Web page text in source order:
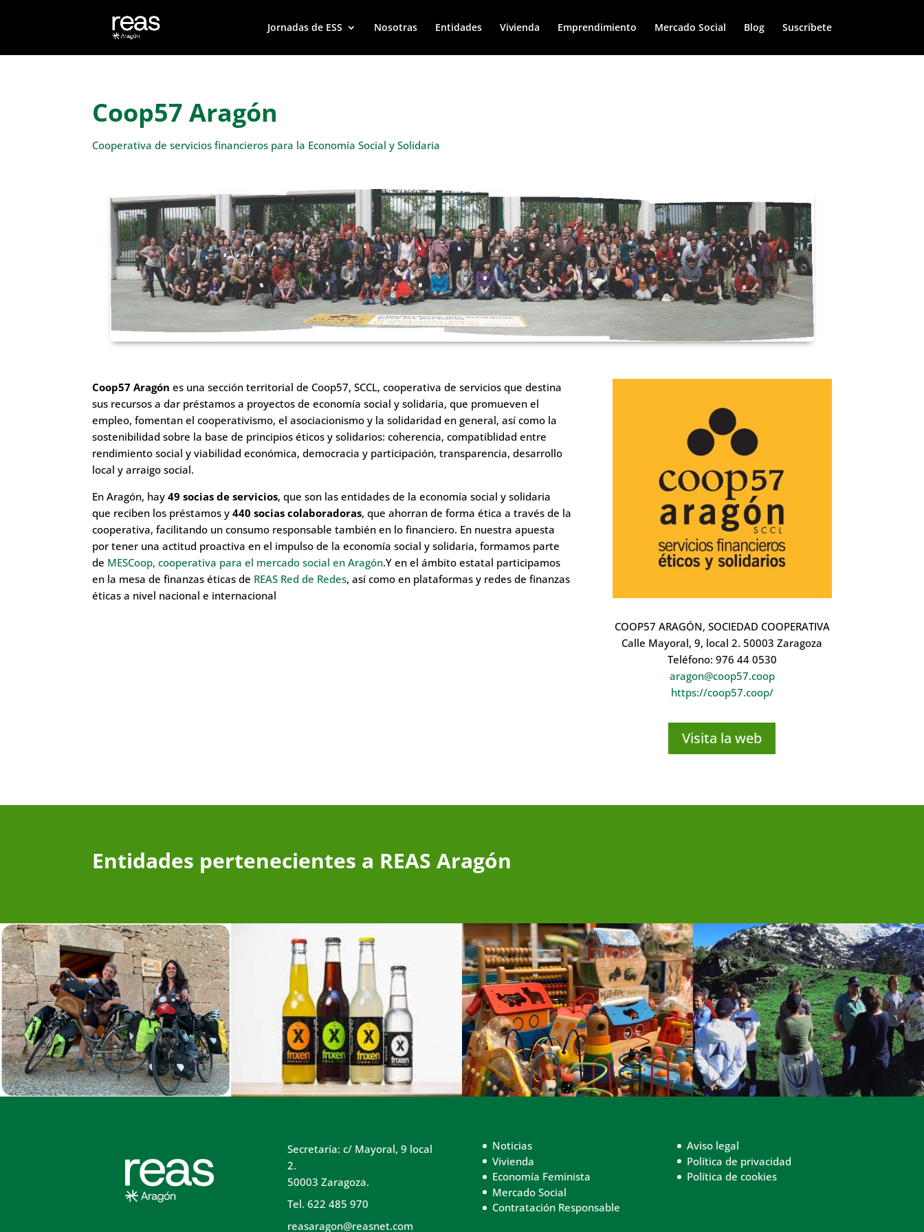
Jornadas de ESS Nosotras Entidades Vivienda Emprendimiento Mercado Social Blog Suscríbete
Coop57 Aragón
Cooperativa de servicios financieros para la Economía Social y Solidaria
Coop57 Aragón es una sección territorial de Coop57, SCCL, cooperativa de servicios que destina
sus recursos a dar préstamos a proyectos de economía social y solidaria, que promueven el
empleo, fomentan el cooperativismo, el asociacionismo y la solidaridad en general, así como la
sostenibilidad sobre la base de principios éticos y solidarios: coherencia, compatiblidad entre
rendimiento social y viabilidad económica, democracia y participación, transparencia, desarrollo
local y arraigo social.
En Aragón, hay49 socias de servicios, que son las entidades de la economía social y solidaria
que reciben los préstamos y440 socias colaboradoras, que ahorran de forma ética a través de la
cooperativa, facilitando un consumo responsable también en lo financiero. En nuestra apuesta
por tener una actitud proactiva en el impulso de la economía social y solidaria, formamos parte
de MESCoop, cooperativa para el mercado social en Aragón.Y en el ámbito estatal participamos
en la mesa de finanzas éticas de REAS Red de Redes, así como en plataformas y redes de finanzas
éticas a nivel nacional e internacional
COOP57 ARAGÓN, SOCIEDAD COOPERATIVA
Calle Mayoral, 9, local 2. 50003 Zaragoza
Teléfono: 976 44 0530
aragon@coop57.coop
https://coop57.coop/
Visita la web
Entidades pertenecientes a REAS Aragón
Secretaría: c/ Mayoral, 9 local
2.
50003 Zaragoza.
Tel. 622 485 970
reasaragon@reasnet.com
Noticias
Vivienda
Economía Feminista
Mercado Social
Contratación Responsable
Aviso legal
Política de privacidad
Política de cookies